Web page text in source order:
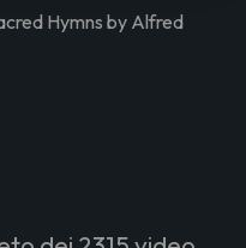
Hymns by Alfred